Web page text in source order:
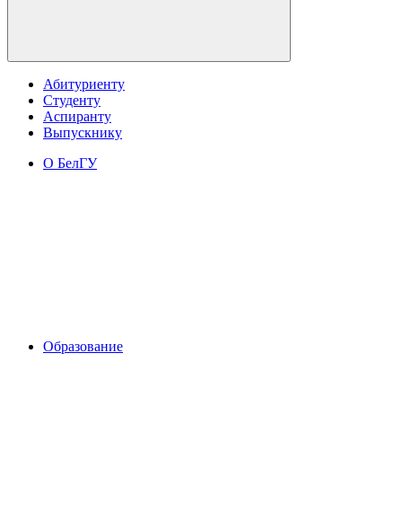
Абитуриенту
Студенту
Аспиранту
Выпускнику
О БелГУ
Образование